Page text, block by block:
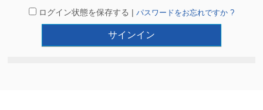
ログイン状態を保存する | パスワードをお忘れですか ?